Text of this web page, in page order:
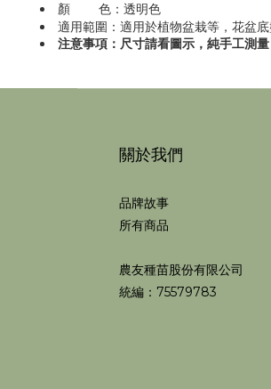
顏 色：透明色
適用範圍：適用於植物盆栽等，花盆底
注意事項：尺寸請看圖示，純手工測
關於我們
品牌故事
所有商品
農友種苗股份有限公司
統編：75579783